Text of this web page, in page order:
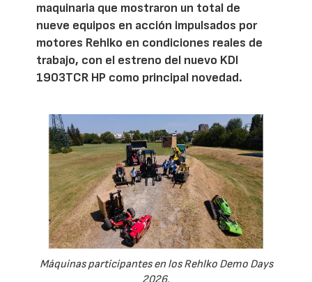
maquinaria que mostraron un total de
nueve equipos en acción impulsados por
motores Rehlko en condiciones reales de
trabajo, con el estreno del nuevo KDI
1903TCR HP como principal novedad.
Máquinas participantes en los Rehlko Demo Days